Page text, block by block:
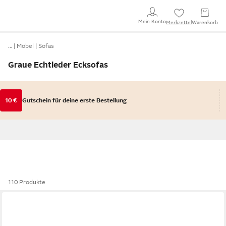
Mein KontoMerkzettel Warenkorb
… Möbel Sofas
Graue Echtleder Ecksofas
10 € Gutschein für deine erste Bestellung
110 Produkte